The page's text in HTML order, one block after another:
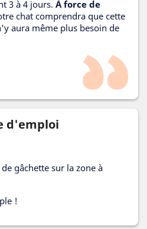
3 à 4 jours. À force de
chat comprendra que cette
aura même plus besoin de
d'emploi
gâchette sur la zone à
!